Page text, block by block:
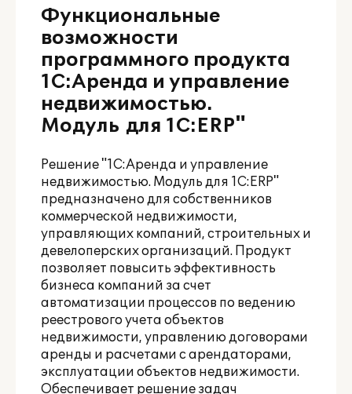
Партнерам
Функциональные
возможности
программного продукта
1С:Аренда и управление
недвижимостью.
Модуль для 1С:ERP"
Решение "1С:Аренда и управление
недвижимостью. Модуль для 1С:ERP"
предназначено для собственников
коммерческой недвижимости,
управляющих компаний, строительных и
девелоперских организаций. Продукт
позволяет повысить эффективность
бизнеса компаний за счет
автоматизации процессов по ведению
реестрового учета объектов
недвижимости, управлению договорами
аренды и расчетами с арендаторами,
эксплуатации объектов недвижимости.
Обеспечивает решение задач